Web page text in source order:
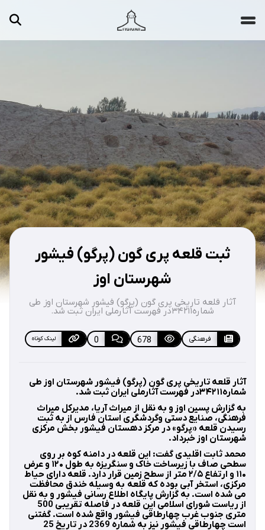
ویدیوها دسته‌بندی‌ها
ثبت قلعه پری گون (پرگو) فیشور
شهرستان اوز
آثار قلعه تاریخی پری گون (پرگو) فیشور شهرستان اوز طی
شماره۳۴۲۱۱در فهرست آثارملی ایران ثبت شد.
فرهنگی 678
0 لینک کوتاه
آثار قلعه تاریخی پری گون (پرگو) فیشور شهرستان اوز طی
شماره۳۴۲۱۱در فهرست آثارملی ایران ثبت شد.
به‌ گزارش پسین اوز و به نقل از میراث آریا، مدیرکل میراث
فرهنگی، صنایع دستی وگردشگری استان فارس از به ثبت
رسیدن قلعه «پرگو» در مرکز دهستان فیشور بخش مرکزی
شهرستان اوز خبرداد.
محمد ثابت اقلیدی گفت: این قلعه در دامنه‌ کوه بر روی
سطحی صاف با زیرساخت خاک و سنگریزه به طول ۱۲۰ و عرض
۱۱۰ و ارتفاع ۲/۵ متر از سطح زمین قرار دارد. قلعه دارای حیاط
مرکزی، استخر آبی بوده که قلعه به وسیله خندق محافظت
می شده است. به گزارش پایگاه اطلاع رسانی فیشور و به نقل
از ریاست شورای اسلامی این قلعه در فاصله تقریبی 500
متری جنوب غرب چهارطاقی فیشور واقع شده است. گفتنی
است چهارطاقی فیشور نیز به شماره 2369 در تاریخ 25